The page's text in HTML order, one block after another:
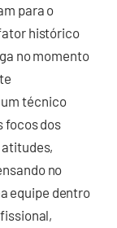
para o
histórico
no momento
técnico
focos dos
no
equipe dentro